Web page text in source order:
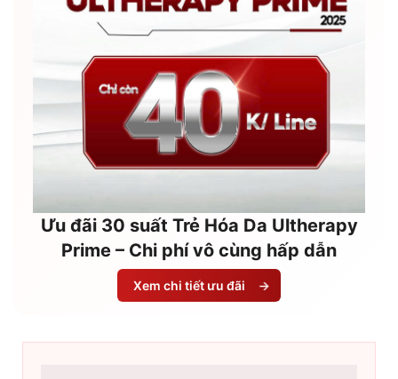
Ưu đãi 30 suất Trẻ Hóa Da Ultherapy
Prime – Chi phí vô cùng hấp dẫn
Xem chi tiết ưu đãi →